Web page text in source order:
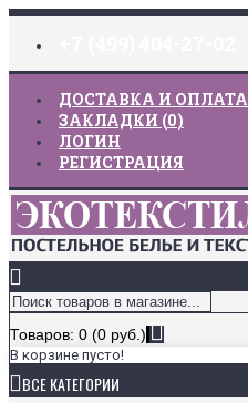
ДОСТАВКА И ОПЛАТА
ЗАКЛАДКИ (0)
ЛОГИН
РЕГИСТРАЦИЯ
Товаров: 0 (0 руб.)
В корзине пусто!
ВСЕ КАТЕГОРИИ